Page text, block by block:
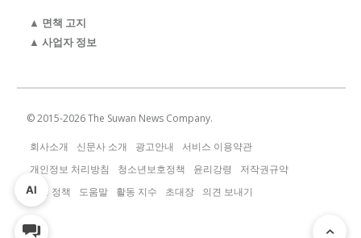
▲ 면책 고지
▲ 사업자 정보
© 2015-2026The Suwan News Company.
회사소개 신문사 소개 광고안내
서비스 이용약관
개인정보 처리방침
청소년보호정책 윤리강령
저작권규약
운영 정책
도움말 활동 지수 초대장 의견 보내기
AI